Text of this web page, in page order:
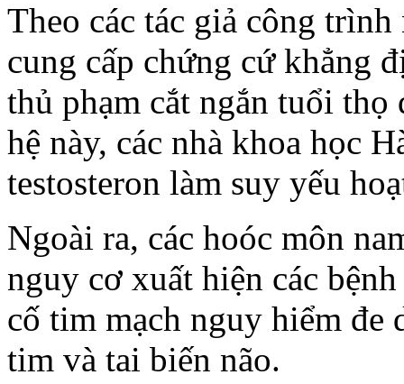
Theo các tác giả công
cung cấp chứng cứ khẳng
thủ phạm cắt ngắn tuổi
hệ này, các nhà khoa học
testosteron làm suy yếu
Ngoài ra, các hoóc môn
nguy cơ xuất hiện các
cố tim mạch nguy hiểm đe
tim và tai biến não.